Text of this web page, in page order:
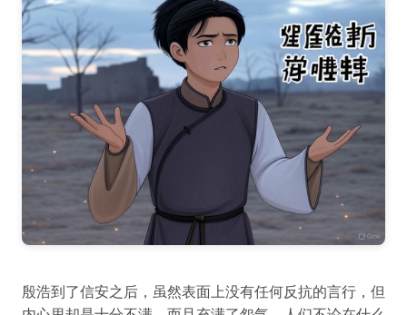
殷浩到了信安之后，虽然表面上没有任何反抗的言行，但